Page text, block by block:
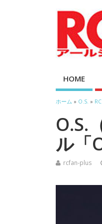
HOME
ホーム » O.S. »
O.S.
ル「
rcfan-plus